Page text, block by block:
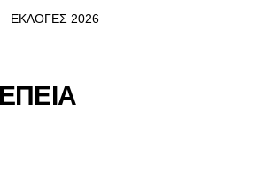
ΕΚΛΟΓΕΣ 2026